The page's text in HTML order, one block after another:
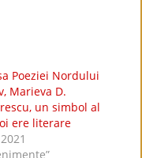
Poeziei Nordului
Marieva D.
un simbol al
ere literare